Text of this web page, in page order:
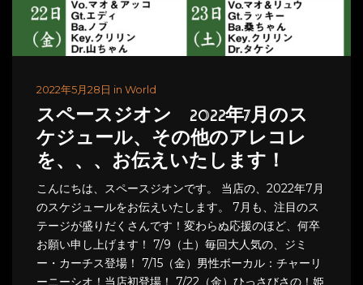
2022年5月28日 in World
スペースジオン 2022年7月のス
ケジュール、その他のアレコレ
を、、、お伝えいたします！
こんにちは、スペースジオンです。 当店の、2022年7月
のスケジュールをお伝えいたします。 7月も、注目のス
テージが盛りだくさんです！変わらぬ応援のほど、何卒
お願い申し上げます！ 7/9（土）毎回大人気の、ジミ
ー・カーチス登場！ 7/15（金）男性ボーカル：チャーリ
ーニーシオ！当店初登場！ 7/22（金）ひっさびさの！姫